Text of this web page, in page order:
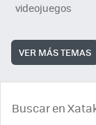
videojuegos
VER MÁS TEMAS